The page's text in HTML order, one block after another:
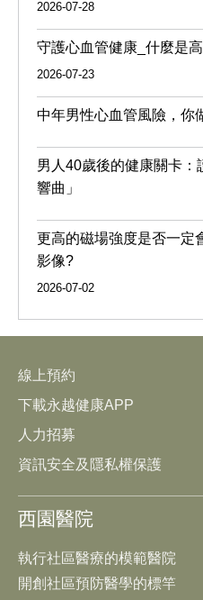
2026-07-28
守護心血管健康_什麼是
2026-07-23
中年男性心血管風險，你
男人40歲後的健康關卡：
響曲」
更高的磁場強度是否一定
影像?
2026-07-02
線上預約
下載永越健康APP
人力招募
資訊安全及隱私權保護
西園醫院
執行社區醫療的模範醫院
開創社區預防醫學的標竿